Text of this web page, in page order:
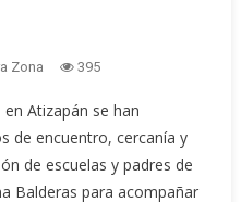
Zona 395
Atizapán se han
de encuentro, cercanía y
de escuelas y padres de
Balderas para acompañar